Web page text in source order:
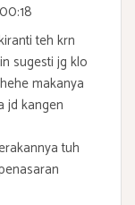
teh krn
sugesti jg klo
makanya
jd kangen
tuh